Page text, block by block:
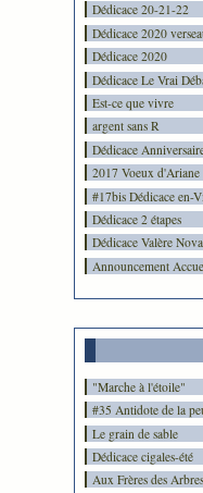
Dédicace 20-21-22
Dédicace 2020
Dédicace 2020
Dédicace Le Vrai
Est-ce que vivre
argent sans R
Dédicace
2017 Voeux d'Ariane
#17bis Dédicace en-
Dédicace 2 étapes
Dédicace Valère
Announcement
"Marche à l'étoile"
#35 Antidote de la
Le grain de sable
Dédicace cigales-été
Aux Frères des Arbres